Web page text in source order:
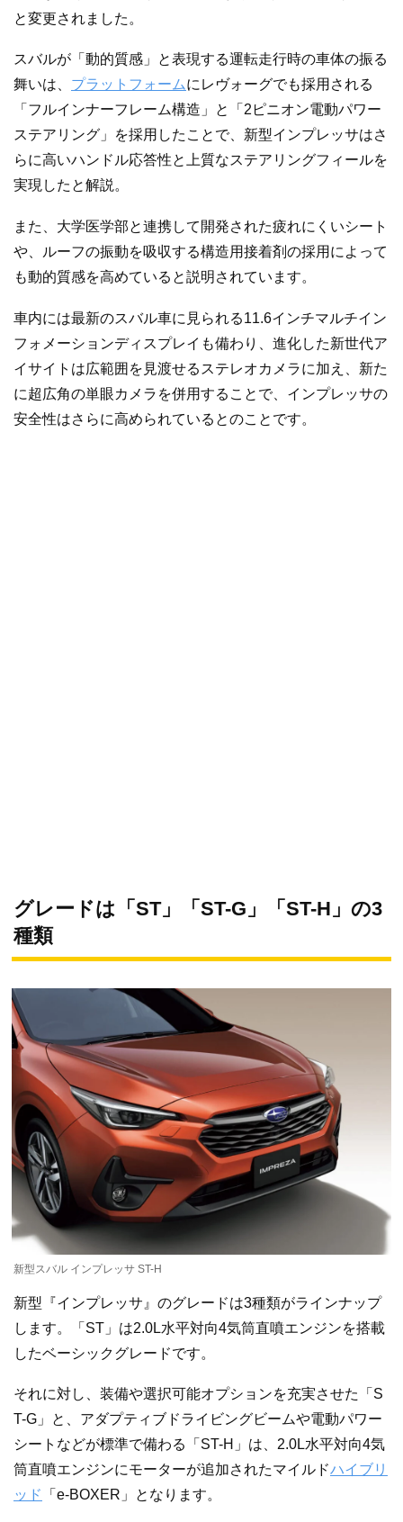
と変更されました。
スバルが「動的質感」と表現する運転走行時の車体の振る
舞いは、 プラットフォームにレヴォーグでも採用される
「フルインナーフレーム構造」と「2ピニオン電動パワー
ステアリング」を採用したことで、新型インプレッサはさ
らに高いハンドル応答性と上質なステアリングフィールを
実現したと解説。
また、大学医学部と連携して開発された疲れにくいシート
や、ルーフの振動を吸収する構造用接着剤の採用によって
も動的質感を高めていると説明されています。
車内には最新のスバル車に見られる11.6インチマルチイン
フォメーションディスプレイも備わり、進化した新世代ア
イサイトは広範囲を見渡せるステレオカメラに加え、新た
に超広角の単眼カメラを併用することで、インプレッサの
安全性はさらに高められているとのことです。
グレードは「ST」「ST-G」「ST-H」の3
種類
新型スバル インプレッサ ST-H
新型『インプレッサ』のグレードは3種類がラインナップ
します。「ST」は2.0L水平対向4気筒直噴エンジンを搭載
したベーシックグレードです。
それに対し、装備や選択可能オプションを充実させた「S
T-G」と、アダプティブドライビングビームや電動パワー
シートなどが標準で備わる「ST-H」は、2.0L水平対向4気
筒直噴エンジンにモーターが追加されたマイルドハイブリ
ッド
「e-BOXER」となります。